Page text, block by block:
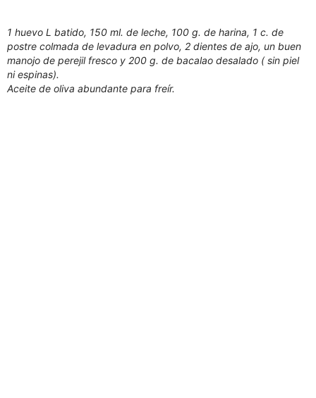
1 huevo L batido, 150 ml. de leche, 100 g. de harina, 1 c. de
postre colmada de levadura en polvo, 2 dientes de ajo, un buen
manojo de perejil fresco y 200 g. de bacalao desalado ( sin piel
ni espinas).
Aceite de oliva abundante para freír.